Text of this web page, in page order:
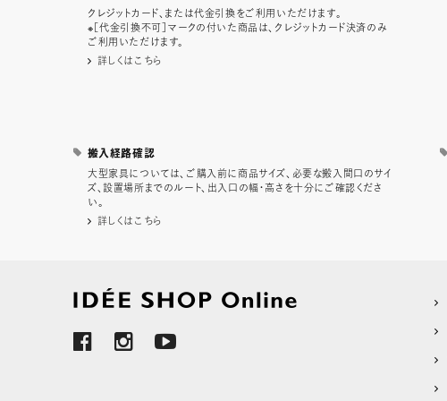
クレジットカード、または代金引換をご利用いただけます。
※［代金引換不可］マークの付いた商品は、クレジットカード決済のみ
ご利用いただけます。
詳しくはこちら
搬入経路確認
大型家具については、ご購入前に商品サイズ、必要な搬入間口のサイ
ズ、設置場所までのルート、出入口の幅・高さを十分にご確認くださ
い。
詳しくはこちら